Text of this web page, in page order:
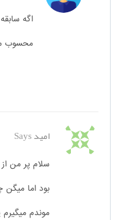
اگه
محسوب
امیدSays
سلام پر من
بود اما میگن
موندم